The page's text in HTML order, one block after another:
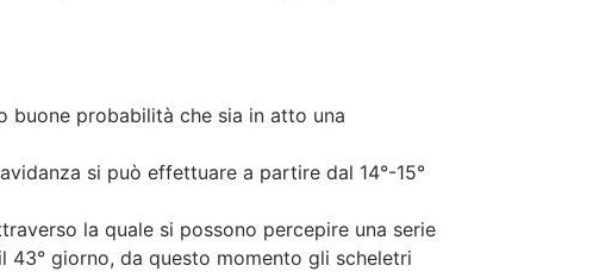
buone probabilità che sia in atto una
si può effettuare a partire dal 14°-15°
la quale si possono percepire una serie
giorno, da questo momento gli scheletri